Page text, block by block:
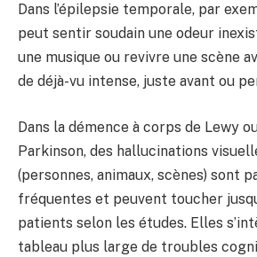
Dans l’épilepsie temporale, par
peut sentir soudain une odeur
une musique ou revivre une scène
de déjà-vu intense, juste avant ou
Dans la démence à corps de Lewy
Parkinson, des hallucinations
(personnes, animaux, scènes) sont
fréquentes et peuvent toucher
patients selon les études. Elles
tableau plus large de troubles